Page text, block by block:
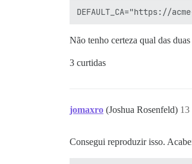
Não tenho certeza qual das
3 curtidas
jomaxro (Joshua Rosenfeld) 13
Consegui reproduzir isso.